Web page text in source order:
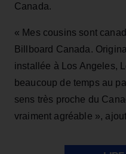
Canada.
« Mes cousins sont
Billboard Canada.
installée à Los Angeles,
beaucoup de temps au
sens très proche du
vraiment agréable »,